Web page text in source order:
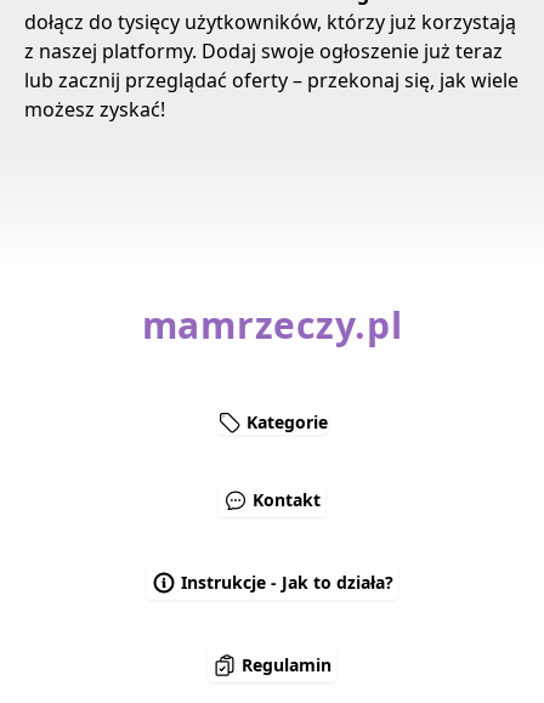
dołącz do tysięcy użytkowników, którzy już korzystają
z naszej platformy. Dodaj swoje ogłoszenie już teraz
lub zacznij przeglądać oferty – przekonaj się, jak wiele
możesz zyskać!
mamrzeczy.pl
Kategorie
Kontakt
Instrukcje - Jak to działa?
Regulamin